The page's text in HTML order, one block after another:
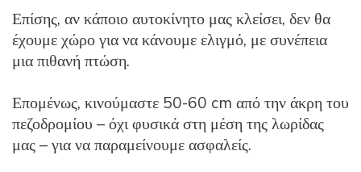
Επίσης, αν κάποιο αυτοκίνητο μας κλείσει, δεν θα
έχουμε χώρο για να κάνουμε ελιγμό, με συνέπεια
μια πιθανή πτώση.
Επομένως, κινούμαστε 50-60 cm από την άκρη του
πεζοδρομίου – όχι φυσικά στη μέση της λωρίδας
μας – για να παραμείνουμε ασφαλείς.